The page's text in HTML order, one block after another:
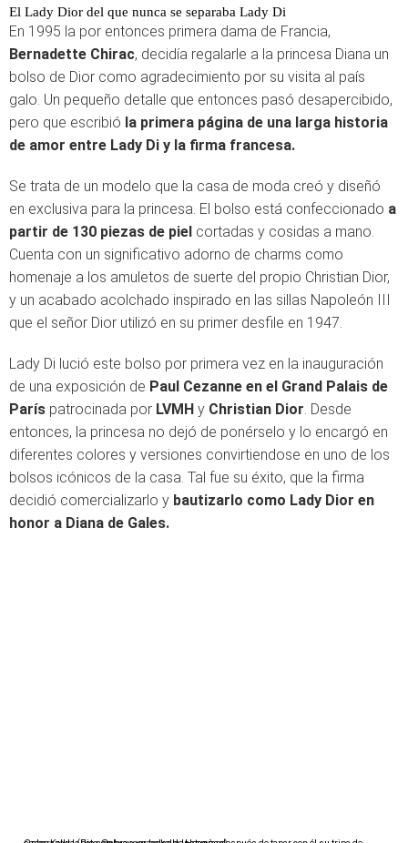
El Lady Dior del que nunca se separaba Lady Di
En 1995 la por entonces primera dama de Francia,
Bernadette Chirac, decidía regalarle a la princesa Diana un
bolso de Dior como agradecimiento por su visita al país
galo. Un pequeño detalle que entonces pasó desapercibido,
pero que escribió la primera página de una larga historia
de amor entre Lady Di y la firma francesa.
Se trata de un modelo que la casa de moda creó y diseñó
en exclusiva para la princesa. El bolso está confeccionado a
partir de 130 piezas de piel cortadas y cosidas a mano.
Cuenta con un significativo adorno de charms como
homenaje a los amuletos de suerte del propio Christian Dior,
y un acabado acolchado inspirado en las sillas Napoleón III
que el señor Dior utilizó en su primer desfile en 1947.
Lady Di lució este bolso por primera vez en la inauguración
de una exposición de Paul Cezanne en el Grand Palais de
París patrocinada por LVMH y Christian Dior. Desde
entonces, la princesa no dejó de ponérselo y lo encargó en
diferentes colores y versiones convirtiendose en uno de los
bolsos icónicos de la casa. Tal fue su éxito, que la firma
decidió comercializarlo y bautizarlo como Lady Dior en
honor a Diana de Gales.